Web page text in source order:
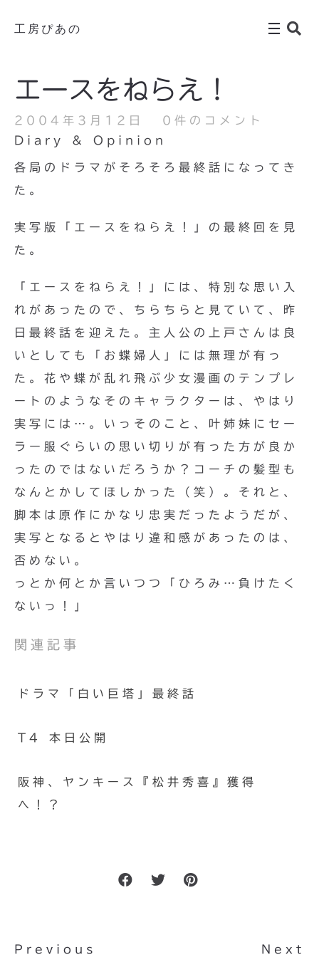
工房ぴあの
エースをねらえ！
2004年3月12日
0件のコメント
Diary & Opinion
各局のドラマがそろそろ最終話になってき
た。
実写版「エースをねらえ！」の最終回を見
た。
「エースをねらえ！」には、特別な思い入
れがあったので、ちらちらと見ていて、昨
日最終話を迎えた。主人公の上戸さんは良
いとしても「お蝶婦人」には無理が有っ
た。花や蝶が乱れ飛ぶ少女漫画のテンプレ
ートのようなそのキャラクターは、やはり
実写には…。いっそのこと、叶姉妹にセー
ラー服ぐらいの思い切りが有った方が良か
ったのではないだろうか？コーチの髪型も
なんとかしてほしかった（笑）。それと、
脚本は原作にかなり忠実だったようだが、
実写となるとやはり違和感があったのは、
否めない。
っとか何とか言いつつ「ひろみ…負けたく
ないっ！」
関連記事
ドラマ「白い巨塔」最終話
T4 本日公開
阪神、ヤンキース『松井秀喜』獲得
へ！？
Previous Next